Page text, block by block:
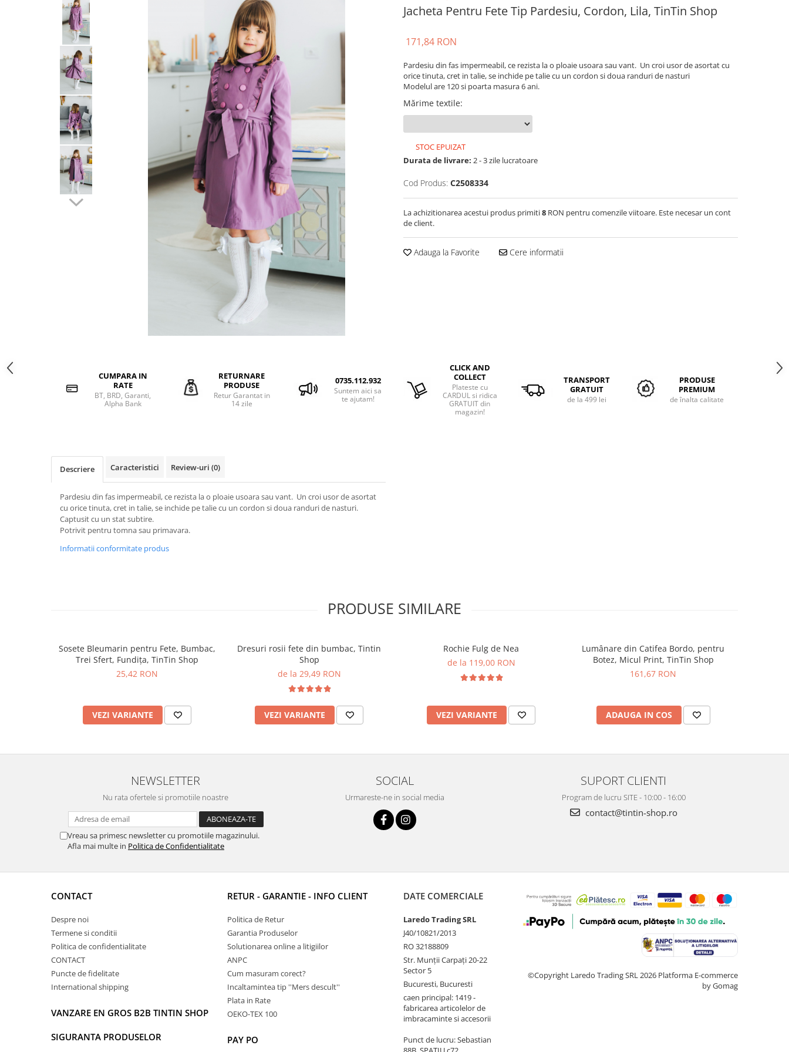
School Colection
Jacheta Pentru Fete Tip Pardesiu, Cordon, Lila, TinTin Shop
171,84 RON
Pardesiu din fas impermeabil, ce rezista la o ploaie usoara sau vant. Un croi usor de asortat cu
orice tinuta, cret in talie, se inchide pe talie cu un cordon si doua randuri de nasturi
Modelul are 120 si poarta masura 6 ani.
Mărime textile:
STOC EPUIZAT
Durata de livrare: 2 - 3 zile lucratoare
Cod Produs: C2508334
La achizitionarea acestui produs primiti8 RON pentru comenzile viitoare. Este necesar un cont
de client.
Adauga la Favorite Cere informatii
CUMPARA IN
RATE
BT, BRD, Garanti,
Alpha Bank
RETURNARE
PRODUSE
Retur Garantat in
14 zile
0735.112.932
Suntem aici sa
te ajutam!
CLICK AND
COLLECT
Plateste cu
CARDUL si ridica
GRATUIT din
magazin!
TRANSPORT
GRATUIT
de la 499 lei
PRODUSE
PREMIUM
de înalta calitate
Descriere Caracteristici Review-uri (0)
Pardesiu din fas impermeabil, ce rezista la o ploaie usoara sau vant. Un croi usor de asortat
cu orice tinuta, cret in talie, se inchide pe talie cu un cordon si doua randuri de nasturi.
Captusit cu un stat subtire.
Potrivit pentru tomna sau primavara.
Informatii conformitate produs
PRODUSE SIMILARE
Sosete Bleumarin pentru Fete, Bumbac,
Trei Sfert, Fundița, TinTin Shop
25,42 RON
VEZI VARIANTE
Dresuri rosii fete din bumbac, Tintin
Shop
de la 29,49 RON
VEZI VARIANTE
Rochie Fulg de Nea
de la 119,00 RON
VEZI VARIANTE
Lumânare din Catifea Bordo, pentru
Botez, Micul Print, TinTin Shop
161,67 RON
ADAUGA IN COS
NEWSLETTER
Nu rata ofertele si promotiile noastre
Vreau sa primesc newsletter cu promotiile magazinului.
Afla mai multe in Politica de Confidentialitate
SOCIAL
Urmareste-ne in social media
SUPORT CLIENTI
Program de lucru SITE - 10:00 - 16:00
contact@tintin-shop.ro
CONTACT
Despre noi
Termene si conditii
Politica de confidentialitate
CONTACT
Puncte de fidelitate
International shipping
VANZARE EN GROS B2B TINTIN SHOP
SIGURANTA PRODUSELOR
RETUR - GARANTIE - INFO CLIENT
Politica de Retur
Garantia Produselor
Solutionarea online a litigiilor
ANPC
Cum masuram corect?
Incaltamintea tip ''Mers descult''
Plata in Rate
OEKO-TEX 100
PAY PO
DATE COMERCIALE
Laredo Trading SRL
J40/10821/2013
RO 32188809
Str. Munții Carpați 20-22
Sector 5
Bucuresti, Bucuresti
caen principal: 1419 -
fabricarea articolelor de
imbracaminte si accesorii
Punct de lucru: Sebastian
©Copyright Laredo Trading SRL 2026 Platforma E-commerce
by Gomag